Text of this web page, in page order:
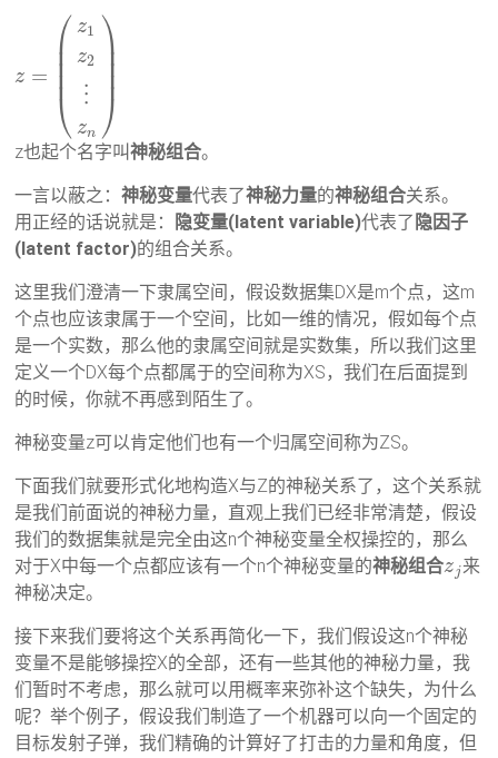
z =
⎛
⎝
⎜
⎜⎜⎜
z1
z2
⋮
zn
⎞
⎠
⎟⎟⎟
⎟
z也起个名字叫神秘组合。
一言以蔽之：神秘变量代表了神秘力量的神秘组合关系。
用正经的话说就是：
隐变量(latent variable)代表了 隐因子
(latent factor)的组合关系。
这里我们澄清一下隶属空间，假设数据集DX是m个点，这m
个点也应该隶属于一个空间，比如一维的情况，假如每个点
是一个实数，那么他的隶属空间就是实数集，所以我们这里
定义一个DX每个点都属于的空间称为XS，我们在后面提到
的时候，你就不再感到陌生了。
神秘变量z可以肯定他们也有一个归属空间称为ZS。
下面我们就要形式化地构造X与Z的神秘关系了，这个关系就
是我们前面说的神秘力量，直观上我们已经非常清楚，假设
我们的数据集就是完全由这n个神秘变量全权操控的，那么
对于X中每一个点都应该有一个n个神秘变量的神秘组合zj 来
神秘决定。
接下来我们要将这个关系再简化一下，我们假设这n个神秘
变量不是能够操控X的全部，还有一些其他的神秘力量，我
们暂时不考虑，那么就可以用概率来弥补这个缺失，为什么
呢？举个例子，假设我们制造了一个机器可以向一个固定的
目标发射子弹，我们精确的计算好了打击的力量和角度，但